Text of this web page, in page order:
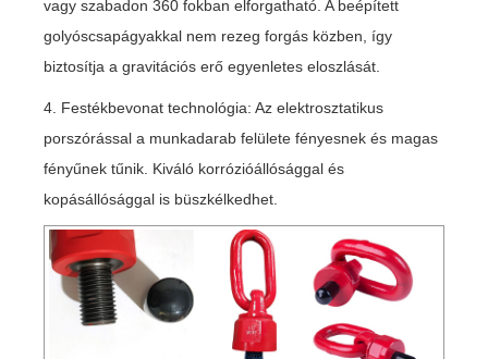
vagy szabadon 360 fokban elforgatható. A beépített
golyóscsapágyakkal nem rezeg forgás közben, így
biztosítja a gravitációs erő egyenletes eloszlását.
4. Festékbevonat technológia: Az elektrosztatikus
porszórással a munkadarab felülete fényesnek és magas
fényűnek tűnik. Kiváló korrózióállósággal és
kopásállósággal is büszkélkedhet.